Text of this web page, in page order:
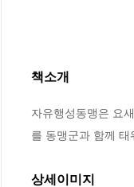
책소개
자유행성동맹은 요
를 동맹군과 함께
상세이미지